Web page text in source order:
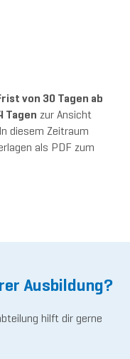
von 30 Tagen ab
Tagen zur Ansicht
diesem Zeitraum
als PDF zum
Ausbildung?
hilft dir gerne